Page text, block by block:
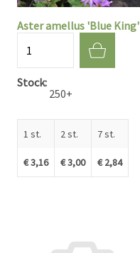
Aster amellus 'Blue King'
Stock
250+
1 st.
€ 3,16
2 st.
€ 3,00
7 st.
€ 2,84